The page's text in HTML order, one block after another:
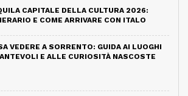
CAPITALE DELLA CULTURA 2026:
E COME ARRIVARE CON ITALO
VEDERE A SORRENTO: GUIDA AI LUOGHI
E ALLE CURIOSITÀ NASCOSTE